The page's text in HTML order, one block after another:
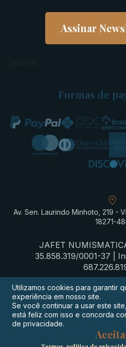
Assinar
Formas de
Av. Sen. Laurindo Minhoto, 219 -
18271-
JAFET
35.858.319/0001-37 |
Termos de
Utilizamos cookies para garantir
experiência em nosso site.
Se você continuar a usar este
está feliz com isso e concorda
de privacidade.